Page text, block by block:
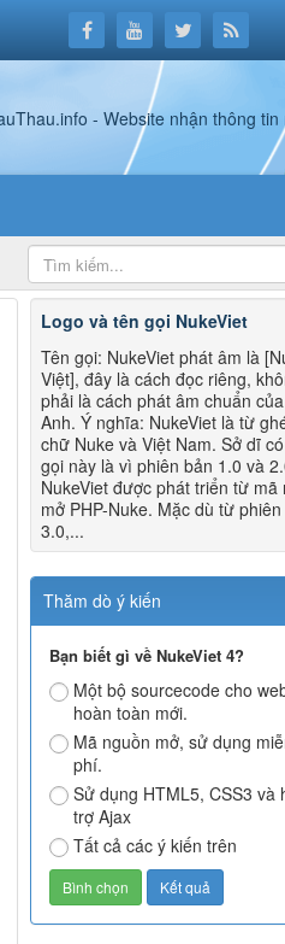
Logo và tên gọi NukeViet
Tên gọi: NukeViet phát âm là
Việt], đây là cách đọc riêng,
phải là cách phát âm chuẩn
Anh. Ý nghĩa: NukeViet là từ
chữ Nuke và Việt Nam. Sở dĩ
gọi này là vì phiên bản 1.0 và
NukeViet được phát triển từ mã
mở PHP-Nuke. Mặc dù từ
3.0,...
Thăm dò ý kiến
Bạn biết gì về NukeViet 4?
Một bộ sourcecode cho
hoàn toàn mới.
Mã nguồn mở, sử dụng
phí.
Sử dụng HTML5, CSS3 và
trợ Ajax
Tất cả các ý kiến trên